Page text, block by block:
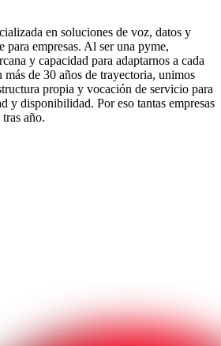
en soluciones de voz, datos y
para empresas. Al ser una pyme,
y capacidad para adaptarnos a cada
de 30 años de trayectoria, unimos
propia y vocación de servicio para
y disponibilidad. Por eso tantas empresas
año.